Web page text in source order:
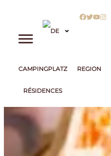
CAMPINGPLATZ REGION
RÉSIDENCES